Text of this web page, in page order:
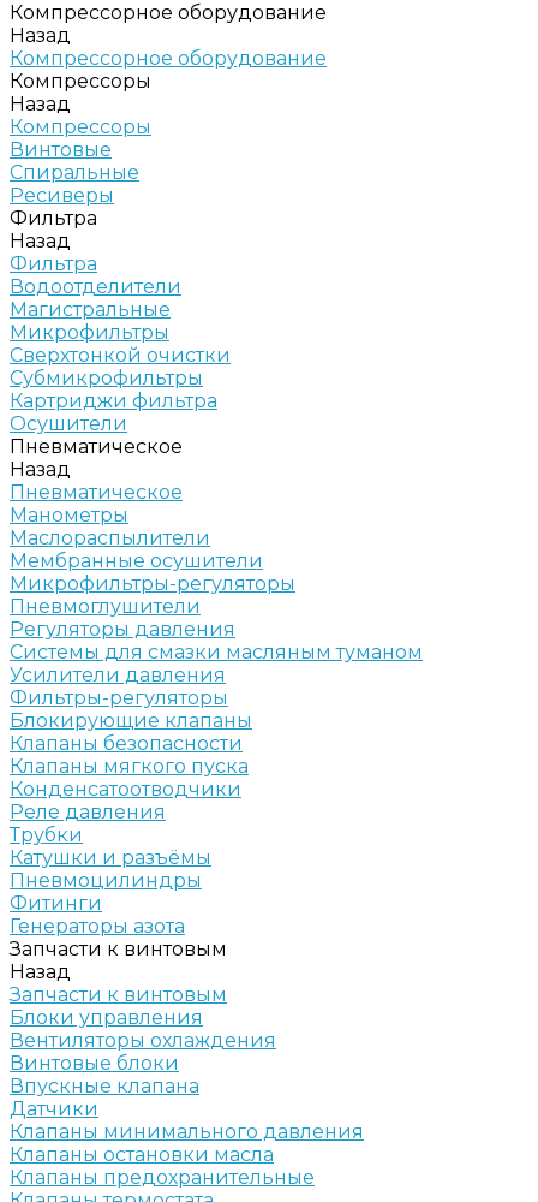
Компрессорное оборудование
Назад
Компрессорное оборудование
Компрессоры
Назад
Компрессоры
Винтовые
Спиральные
Ресиверы
Фильтра
Назад
Фильтра
Водоотделители
Магистральные
Микрофильтры
Сверхтонкой очистки
Субмикрофильтры
Картриджи фильтра
Осушители
Пневматическое
Назад
Пневматическое
Манометры
Маслораспылители
Мембранные осушители
Микрофильтры-регуляторы
Пневмоглушители
Регуляторы давления
Системы для смазки масляным туманом
Усилители давления
Фильтры-регуляторы
Блокирующие клапаны
Клапаны безопасности
Клапаны мягкого пуска
Конденсатоотводчики
Реле давления
Трубки
Катушки и разъёмы
Пневмоцилиндры
Фитинги
Генераторы азота
Запчасти к винтовым
Назад
Запчасти к винтовым
Блоки управления
Вентиляторы охлаждения
Винтовые блоки
Впускные клапана
Датчики
Клапаны минимального давления
Клапаны остановки масла
Клапаны предохранительные